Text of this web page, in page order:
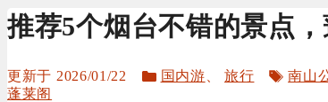
推荐5个烟台不错的景点
2026/01/22
分
国内游 、旅行
标
南山
蓬莱阁